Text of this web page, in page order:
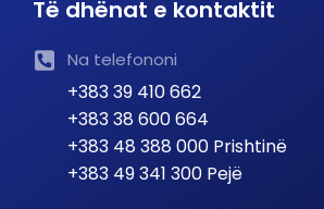
Të dhënat e kontaktit
Na telefononi
+383 39 410 662
+383 38 600 664
+383 48 388 000 Prishtinë
+383 49 341 300 Pejë